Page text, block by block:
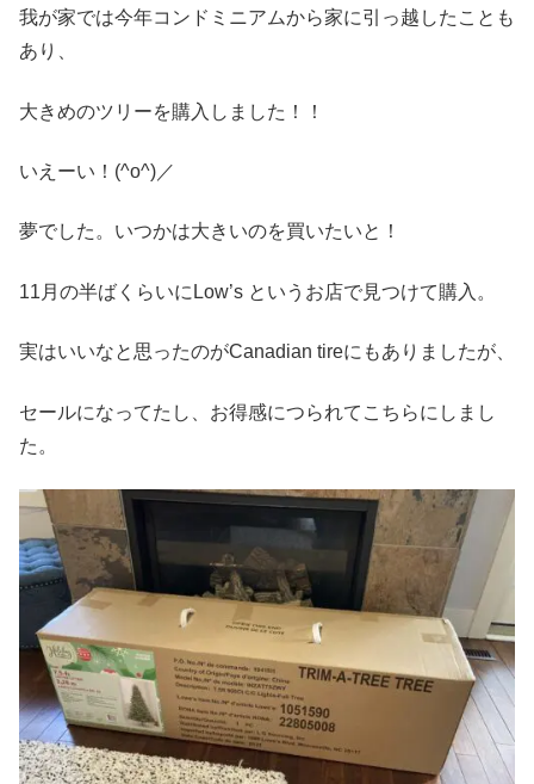
我が家では今年コンドミニアムから家に引っ越したことも
あり、
大きめのツリーを購入しました！！
いえーい！(^o^)／
夢でした。いつかは大きいのを買いたいと！
11月の半ばくらいにLow’s というお店で見つけて購入。
実はいいなと思ったのがCanadian tireにもありましたが、
セールになってたし、お得感につられてこちらにしまし
た。